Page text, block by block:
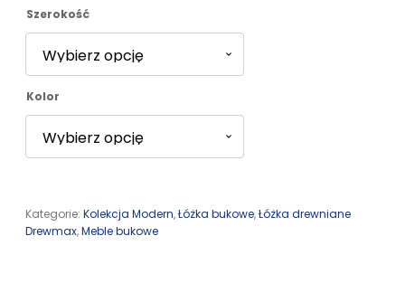
3296,00 zł
do
3831,00 zł
Szerokość
Kolor
Kategorie: Kolekcja Modern,Łóżka bukowe,Łóżka drewniane
Drewmax,Meble bukowe